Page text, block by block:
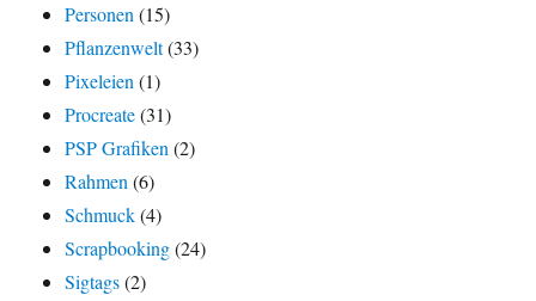
Personen(15)
Pflanzenwelt(33)
Pixeleien(1)
Procreate(31)
PSP Grafiken(2)
Rahmen(6)
Schmuck(4)
Scrapbooking(24)
Sigtags(2)